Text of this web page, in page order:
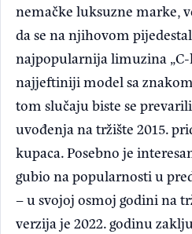
nemačke luksuzne marke,
da se na njihovom
najpopularnija limuzina „C-
najjeftiniji model sa
tom slučaju biste se
uvođenja na tržište 2015.
kupaca. Posebno je
gubio na popularnosti u
– u svojoj osmoj godini na
verzija je 2022. godinu